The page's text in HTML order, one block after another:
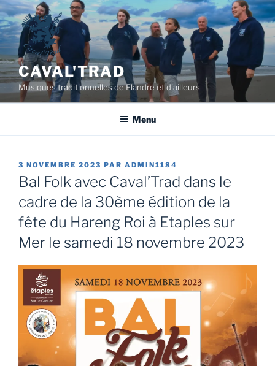
Aller
au
contenu
principal
CAVAL'TRAD
Musiques traditionnelles de Flandre et d'ailleurs
Menu
PUBLIÉ
LE
3 NOVEMBRE 2023 PAR ADMIN1184
Bal Folk avec Caval’Trad dans le
cadre de la 30ème édition de la
fête du Hareng Roi à Etaples sur
Mer le samedi 18 novembre 2023